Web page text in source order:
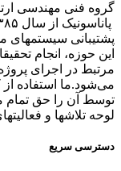
گروه فنی مهندسی
پشتیبانی سیستمهای
این حوزه، انجام
مرتبط در اجرای
می‌شود.ما استفاده از
توسط آن را حق تمام
لوحه تلاشها و
دسترسی سریع